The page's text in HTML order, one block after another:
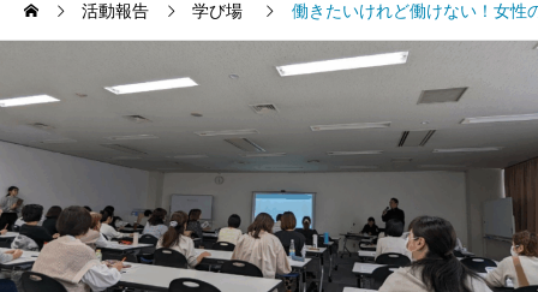
活動報告 学び場 働きたいけれど働けない！女性